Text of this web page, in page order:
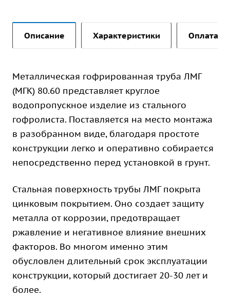
Описание Характеристики Оплата и
Металлическая гофрированная труба ЛМГ
(МГК) 80.60 представляет круглое
водопропускное изделие из стального
гофролиста. Поставляется на место монтажа
в разобранном виде, благодаря простоте
конструкции легко и оперативно собирается
непосредственно перед установкой в грунт.
Стальная поверхность трубы ЛМГ покрыта
цинковым покрытием. Оно создает защиту
металла от коррозии, предотвращает
ржавление и негативное влияние внешних
факторов. Во многом именно этим
обусловлен длительный срок эксплуатации
конструкции, который достигает 20-30 лет и
более.